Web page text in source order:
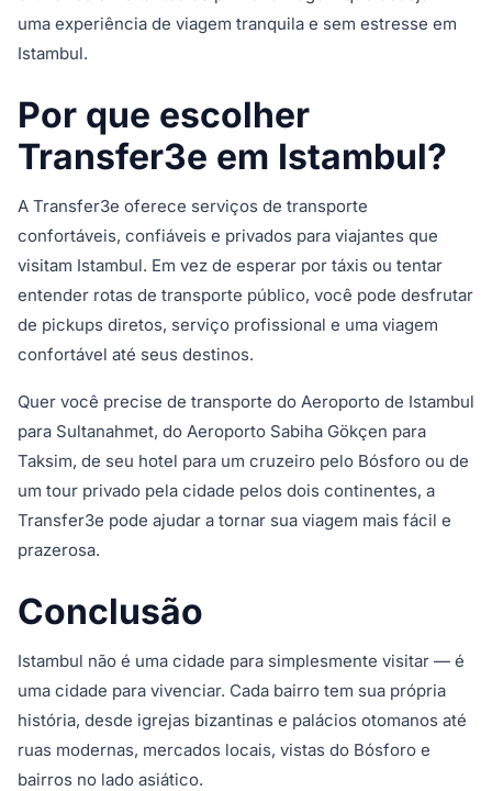
uma experiência de viagem tranquila e sem estresse em
Istambul.
Por que escolher
Transfer3e em Istambul?
A Transfer3e oferece serviços de transporte
confortáveis, confiáveis e privados para viajantes que
visitam Istambul. Em vez de esperar por táxis ou tentar
entender rotas de transporte público, você pode desfrutar
de pickups diretos, serviço profissional e uma viagem
confortável até seus destinos.
Quer você precise de transporte do Aeroporto de Istambul
para Sultanahmet, do Aeroporto Sabiha Gökçen para
Taksim, de seu hotel para um cruzeiro pelo Bósforo ou de
um tour privado pela cidade pelos dois continentes, a
Transfer3e pode ajudar a tornar sua viagem mais fácil e
prazerosa.
Conclusão
Istambul não é uma cidade para simplesmente visitar — é
uma cidade para vivenciar. Cada bairro tem sua própria
história, desde igrejas bizantinas e palácios otomanos até
ruas modernas, mercados locais, vistas do Bósforo e
bairros no lado asiático.